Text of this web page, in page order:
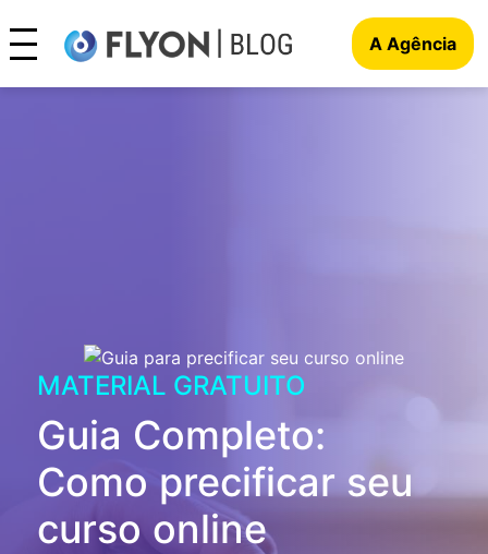
A Agência
MATERIAL GRATUITO
Guia Completo:
Como precificar seu
curso online